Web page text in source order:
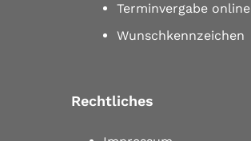
Terminvergabe online
Wunschkennzeichen
Rechtliches